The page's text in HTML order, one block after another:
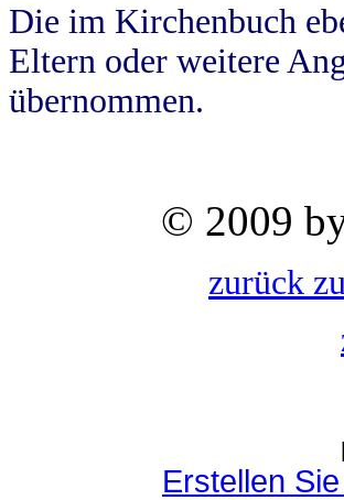
Die im Kirchenbuch
Eltern oder weitere
übernommen.
© 2009
zurück
Erstellen